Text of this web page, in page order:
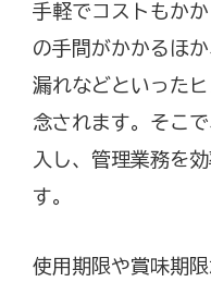
手軽でコストもか
の手間がかかるほ
漏れなどといった
念されます。そこ
入し、管理業務を
す。
使用期限や賞味期